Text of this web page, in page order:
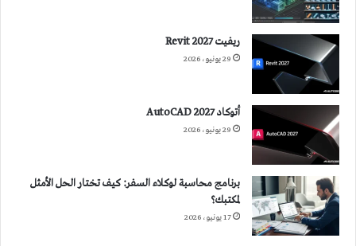
ريفيت 2027 Revit
29 يونيو، 2026
أتوكاد 2027 AutoCAD
29 يونيو، 2026
برنامج محاسبة لوكلاء السفر: كيف تختار الحل الأمثل
لمكتبك؟
17 يونيو، 2026